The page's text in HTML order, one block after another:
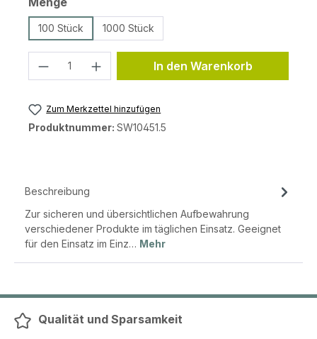
100 Stück 1000 Stück
Produkt Anzahl: Gib den
In den Warenkorb
Zum Merkzettel hinzufügen
Produktnummer: SW10451.5
Beschreibung
Zur sicheren und übersichtlichen Aufbewahrung
verschiedener Produkte im täglichen Einsatz. Geeignet
für den Einsatz im Einz… Mehr
Qualität und Sparsamkeit